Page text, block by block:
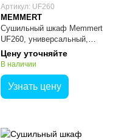
Артикул: UF260
MEMMERT
Сушильный шкаф Memmert
UF260, универсальный,
SingleDISPLAY, 256 л
Цену уточняйте
В наличии
Узнать цену